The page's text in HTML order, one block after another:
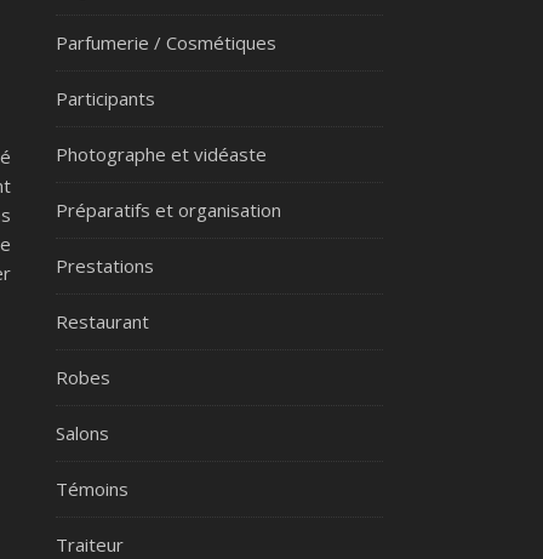
Parfumerie / Cosmétiques
Participants
Photographe et vidéaste
Préparatifs et organisation
Prestations
Restaurant
Robes
Salons
Témoins
Traiteur